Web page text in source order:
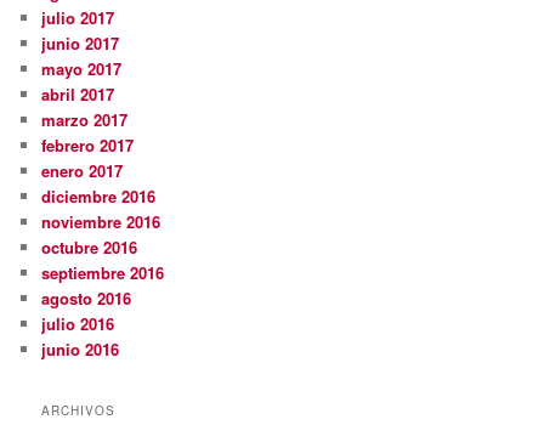
julio 2017
junio 2017
mayo 2017
abril 2017
marzo 2017
febrero 2017
enero 2017
diciembre 2016
noviembre 2016
octubre 2016
septiembre 2016
agosto 2016
julio 2016
junio 2016
ARCHIVOS